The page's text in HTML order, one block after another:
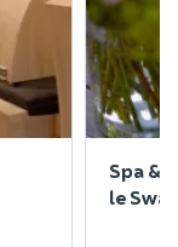
Spa &
le